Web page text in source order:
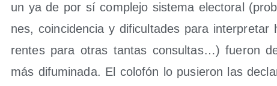
un ya de por sí com­ple­jo sis­te­ma elec­to­ral
nes, coin­ci­den­cia y difi­cul­ta­des para
ren­tes para otras tan­tas con­sul­tas…) fue­ron
más difu­mi­na­da. El colo­fón lo pusie­ron las